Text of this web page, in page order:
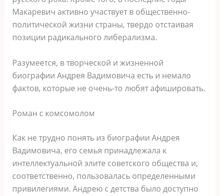
Макаревич активно участвует в общественно-
политической жизни страны, твердо отстаивая
позиции радикального либерализма.
Разумеется, в творческой и жизненной
биографии Андрея Вадимовича есть и немало
фактов, которые не очень-то любят афишировать.
Роман с комсомолом
Как не трудно понять из биографии Андрея
Вадимовича, его семья принадлежала к
интеллектуальной элите советского общества и,
соответственно, пользовалась определенными
привилегиями. Андрею с детства было доступно